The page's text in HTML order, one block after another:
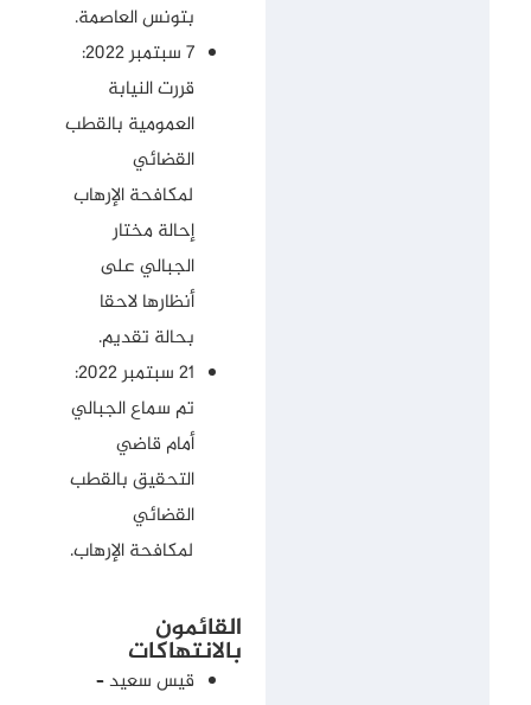
بتونس العاصمة.
7 سبتمبر 2022:
قررت النيابة
العمومية بالقطب
القضائي
لمكافحة الإرهاب
إحالة مختار
الجبالي على
أنظارها لاحقا
بحالة تقديم.
21 سبتمبر 2022:
تم سماع الجبالي
أمام قاضي
التحقيق بالقطب
القضائي
لمكافحة الإرهاب.
القائمون
بالانتهاكات
قيس سعيد –